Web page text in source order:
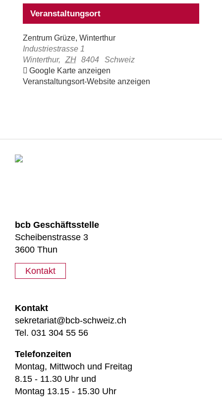
Veranstaltungsort
Zentrum Grüze, Winterthur
Industriestrasse 1
Winterthur, ZH 8404
Schweiz
Google Karte anzeigen
Veranstaltungsort-Website anzeigen
bcb Geschäftsstelle
Scheibenstrasse 3
3600 Thun
Kontakt
Kontakt
sekretariat@bcb-schweiz.ch
Tel. 031 304 55 56
Telefonzeiten
Montag, Mittwoch und Freitag
8.15 - 11.30 Uhr und
Montag 13.15 - 15.30 Uhr